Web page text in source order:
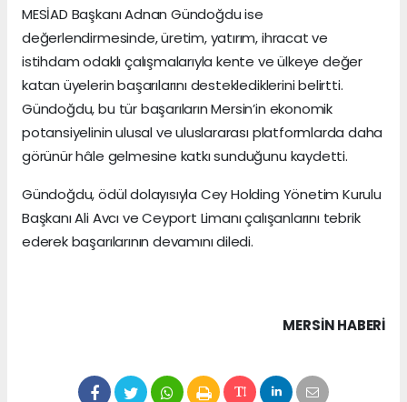
MESİAD Başkanı Adnan Gündoğdu ise
değerlendirmesinde, üretim, yatırım, ihracat ve
istihdam odaklı çalışmalarıyla kente ve ülkeye değer
katan üyelerin başarılarını desteklediklerini belirtti.
Gündoğdu, bu tür başarıların Mersin’in ekonomik
potansiyelinin ulusal ve uluslararası platformlarda daha
görünür hâle gelmesine katkı sunduğunu kaydetti.
Gündoğdu, ödül dolayısıyla Cey Holding Yönetim Kurulu
Başkanı Ali Avcı ve Ceyport Limanı çalışanlarını tebrik
ederek başarılarının devamını diledi.
MERSIN HABERİ